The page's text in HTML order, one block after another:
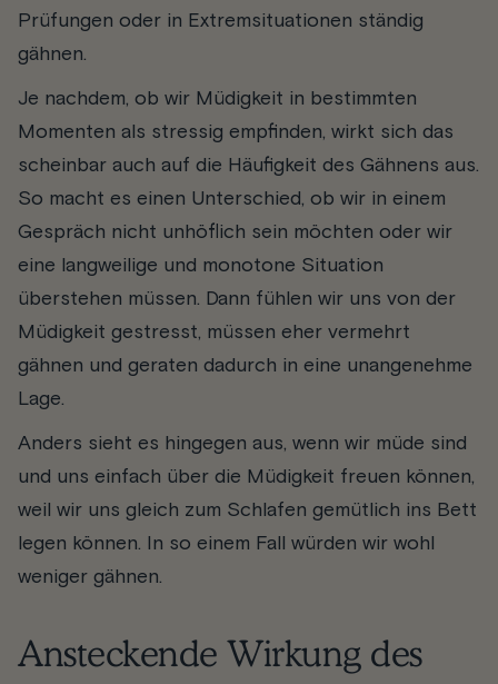
Prüfungen oder in Extremsituationen ständig
gähnen.
Je nachdem, ob wir Müdigkeit in bestimmten
Momenten als stressig empfinden, wirkt sich das
scheinbar auch auf die Häufigkeit des Gähnens aus.
So macht es einen Unterschied, ob wir in einem
Gespräch nicht unhöflich sein möchten oder wir
eine langweilige und monotone Situation
überstehen müssen. Dann fühlen wir uns von der
Müdigkeit gestresst, müssen eher vermehrt
gähnen und geraten dadurch in eine unangenehme
Lage.
Anders sieht es hingegen aus, wenn wir müde sind
und uns einfach über die Müdigkeit freuen können,
weil wir uns gleich zum Schlafen gemütlich ins Bett
legen können. In so einem Fall würden wir wohl
weniger gähnen.
Ansteckende Wirkung des